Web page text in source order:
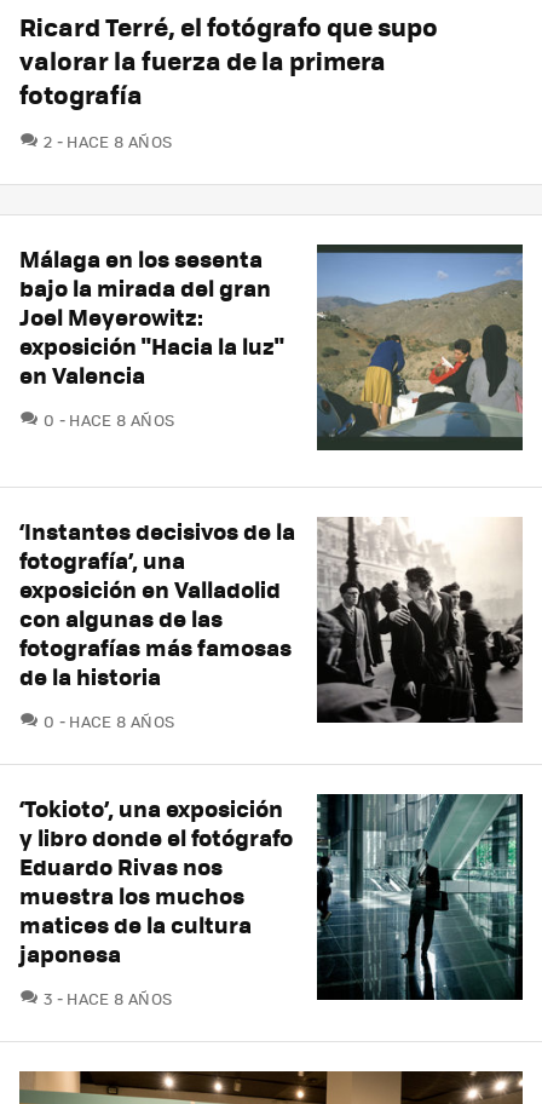
Ricard Terré, el fotógrafo que supo
valorar la fuerza de la primera
fotografía
2 COMENTARIOS
HACE 8 AÑOS
Málaga en los sesenta
bajo la mirada del gran
Joel Meyerowitz:
exposición "Hacia la luz"
en Valencia
0 COMENTARIOS
HACE 8 AÑOS
‘Instantes decisivos de la
fotografía’, una
exposición en Valladolid
con algunas de las
fotografías más famosas
de la historia
0 COMENTARIOS
HACE 8 AÑOS
‘Tokioto’, una exposición
y libro donde el fotógrafo
Eduardo Rivas nos
muestra los muchos
matices de la cultura
japonesa
3 COMENTARIOS
HACE 8 AÑOS